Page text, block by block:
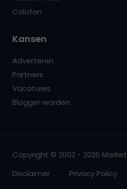
Colofon
Kansen
Adverteren
Partners
Vacatures
Blogger worden
Copyright © 2002 - 2026
Disclaimer
Privacy Policy